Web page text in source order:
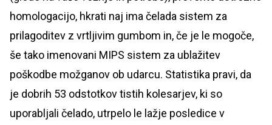
homologacijo, hkrati naj ima čelada sistem za
prilagoditev z vrtljivim gumbom in, če je le mogoče,
še tako imenovani MIPS sistem za ublažitev
poškodbe možganov ob udarcu. Statistika pravi, da
je dobrih 53 odstotkov tistih kolesarjev, ki so
uporabljali čelado, utrpelo le lažje posledice v